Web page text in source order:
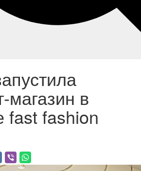
магазин в
fast fashion